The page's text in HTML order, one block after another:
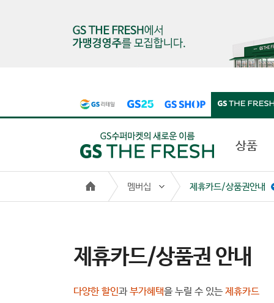
상품
멤버십 제휴카드/상품권안내
제휴카드/상품권 안내
다양한 할인과부가혜택을 누릴 수 있는 제휴카드